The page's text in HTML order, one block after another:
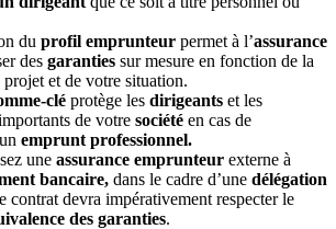
du profil emprunteur permet à l’assurance
des garanties sur mesure en fonction de la
et de votre situation.
clé protège les dirigeants et les
de votre société en cas de
emprunt professionnel.
une assurance emprunteur externe à
bancaire, dans le cadre d’une délégation
contrat devra impérativement respecter le
des garanties.